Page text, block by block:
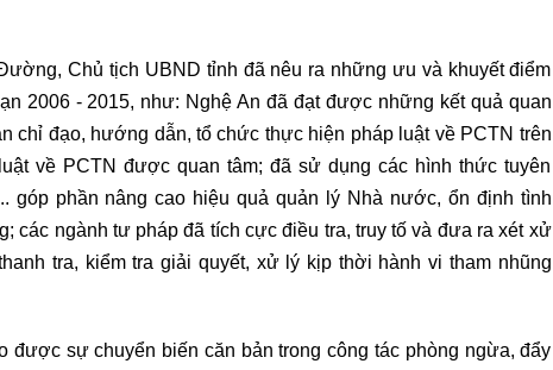
Chủ tịch UBND tỉnh đã nêu ra những ưu và khuyết điểm
2006 - 2015, như: Nghệ An đã đạt được những kết quả quan
chỉ đạo, hướng dẫn, tổ chức thực hiện pháp luật về PCTN trên
về PCTN được quan tâm; đã sử dụng các hình thức tuyên
góp phần nâng cao hiệu quả quản lý Nhà nước, ổn định tình
các ngành tư pháp đã tích cực điều tra, truy tố và đưa ra xét xử
tra, kiểm tra giải quyết, xử lý kịp thời hành vi tham nhũng
được sự chuyển biến căn bản trong công tác phòng ngừa, đẩy